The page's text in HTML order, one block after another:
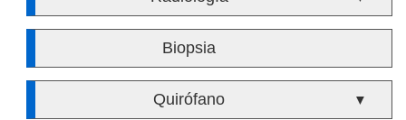
Biopsia
Quirófano ▼